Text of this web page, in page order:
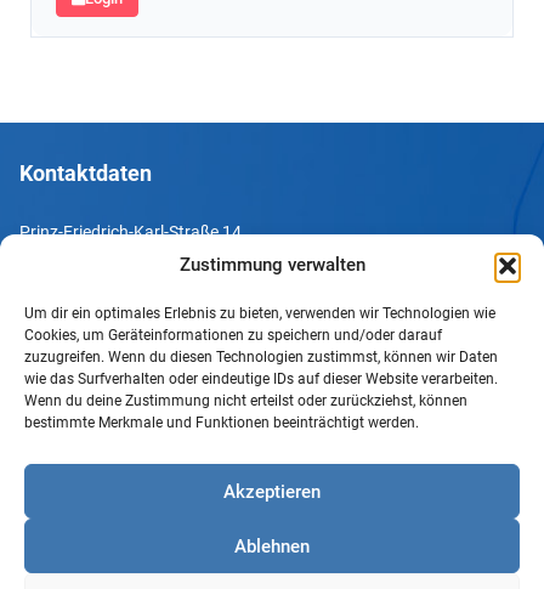
Zustimmung verwalten
Um dir ein optimales Erlebnis zu bieten, verwenden wir Technologien wie
Cookies, um Geräteinformationen zu speichern und/oder darauf
zuzugreifen. Wenn du diesen Technologien zustimmst, können wir Daten
wie das Surfverhalten oder eindeutige IDs auf dieser Website verarbeiten.
Wenn du deine Zustimmung nicht erteilst oder zurückziehst, können
bestimmte Merkmale und Funktionen beeinträchtigt werden.
Akzeptieren
Ablehnen
Kontaktdaten
Prinz-Friedrich-Karl-Straße 14
Tel. +49 231 952052-10
Fax +49 231 952052-60
e-Mail info@uv-do.de
Internet www.uv-do.de
Impressum